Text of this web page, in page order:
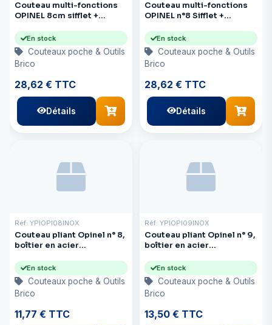
Couteau multi-fonctions
OPINEL 8cm sifflet +
En stock
Couteaux poche & Outils
Brico
28,62 € TTC
Détails
Couteau multi-fonctions
OPINEL n°8 Sifflet +
En stock
Couteaux poche & Outils
Brico
28,62 € TTC
Détails
Réf: YPIOPI08INOX
Couteau pliant Opinel n° 8,
boîtier en acier
pouces
En stock
Couteaux poche & Outils
Brico
11,77 € TTC
Réf: YPIOPI09INOX
Couteau pliant Opinel n° 9,
boîtier en acier
pouces
En stock
Couteaux poche & Outils
Brico
13,50 € TTC